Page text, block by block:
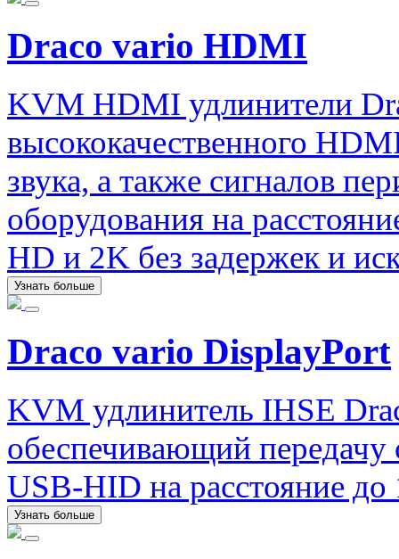
Draco vario HDMI
KVM HDMI удлинители
высококачественного
звука, а также сигналов
оборудования на
HD и 2K без задержек и
Узнать больше
Draco vario DisplayPort
KVM удлинитель IHSE
обеспечивающий передачу
USB-HID на расстояние до
Узнать больше